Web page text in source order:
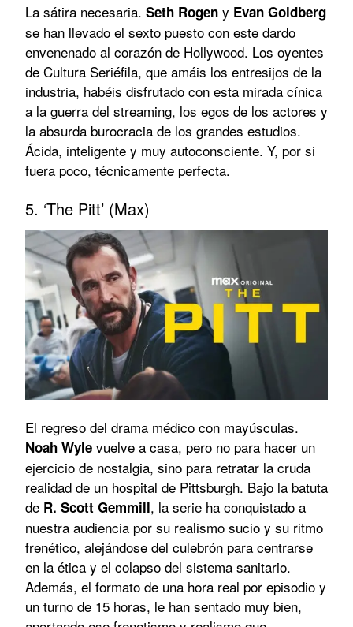
La sátira necesaria. Seth Rogen y Evan Goldberg
se han llevado el sexto puesto con este dardo
envenenado al corazón de Hollywood. Los oyentes
de Cultura Seriéfila, que amáis los entresijos de la
industria, habéis disfrutado con esta mirada cínica
a la guerra del streaming, los egos de los actores y
la absurda burocracia de los grandes estudios.
Ácida, inteligente y muy autoconsciente. Y, por si
fuera poco, técnicamente perfecta.
5. ‘The Pitt’ (Max)
El regreso del drama médico con mayúsculas.
Noah Wyle vuelve a casa, pero no para hacer un
ejercicio de nostalgia, sino para retratar la cruda
realidad de un hospital de Pittsburgh. Bajo la batuta
de R. Scott Gemmill, la serie ha conquistado a
nuestra audiencia por su realismo sucio y su ritmo
frenético, alejándose del culebrón para centrarse
en la ética y el colapso del sistema sanitario.
Además, el formato de una hora real por episodio y
un turno de 15 horas, le han sentado muy bien,